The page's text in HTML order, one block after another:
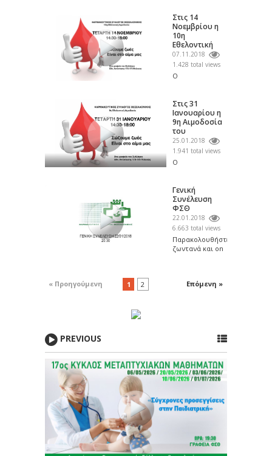
Συλλόγου
Θεσσαλονίνης
σας προσκαλεί
στην...
Στις 14
Νοεμβρίου η
10η
Εθελοντική
Αιμοδοσία του
Φαρμακευτικού...
07.11.2018
1.428 total views
Ο
Θεσσαλονίκης
διοργανώνει την
10η Εθελοντική
Αιμοδοσία του...
Στις 31
Ιανουαρίου η
9η Αιμοδοσία
του
Φαρμακευτικού
Συλλόγου...
25.01.2018
1.941 total views
Ο
Θεσσαλονίκης
διοργανώνει την
9η αιμοδοσία
του στις 31
Ιανουαρίου,...
Γενική
Συνέλευση
ΦΣΘ
22.01.2018
6.663 total views
Παρακολουθήστε
ζωντανά και on
ΦΣΘ, η οποία...
« Προηγούμενη 1 2 Επόμενη »
PREVIOUS